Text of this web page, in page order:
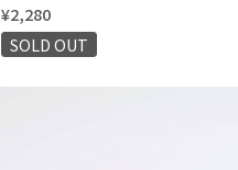
¥2,280
SOLD OUT